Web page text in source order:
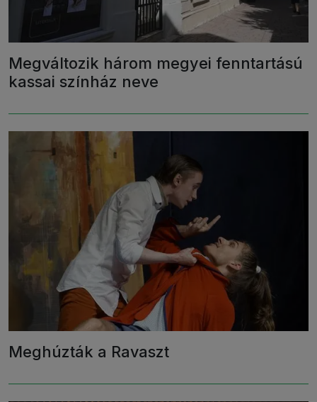
Megváltozik három megyei fenntartású
kassai színház neve
Meghúzták a Ravaszt